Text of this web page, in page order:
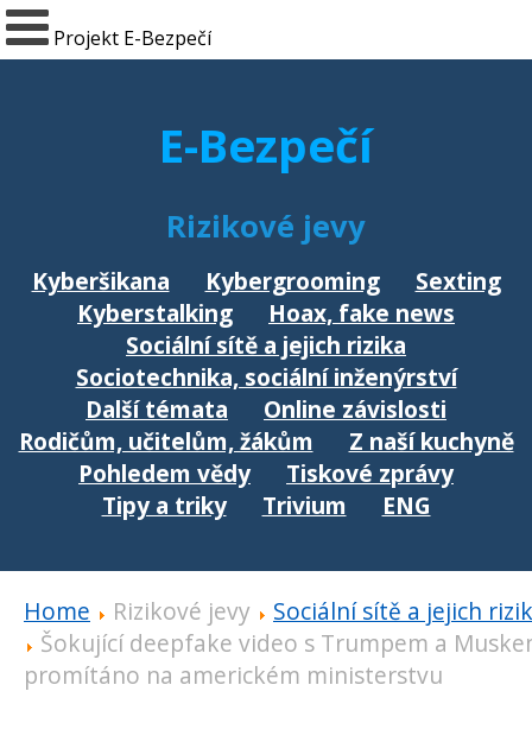
Projekt E-Bezpečí
E-Bezpečí
Rizikové jevy
Kyberšikana Kybergrooming
Sexting
Kyberstalking
Hoax, fake news
Sociální sítě a jejich rizika
Sociotechnika, sociální inženýrství
Další témata
Online závislosti
Rodičům, učitelům, žákům
Z naší kuchyně
Pohledem vědy
Tiskové zprávy
Tipy a triky
Trivium ENG
Home Rizikové jevy
Sociální sítě a jejich
Šokující deepfake video s Trumpem a
promítáno na americkém ministerstvu